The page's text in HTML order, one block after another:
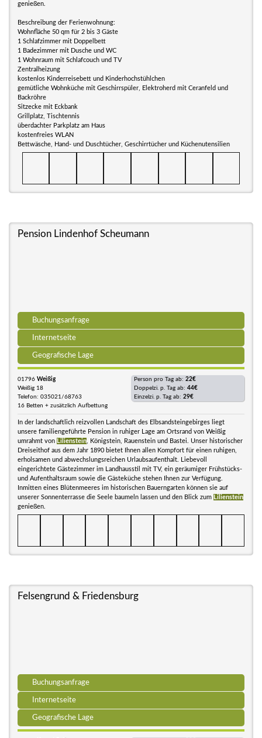
genießen.
Beschreibung der Ferienwohnung:
Wohnfläche 50 qm für 2 bis 3 Gäste
1 Schlafzimmer mit Doppelbett
1 Badezimmer mit Dusche und WC
1 Wohnraum mit Schlafcouch und TV
Zentralheizung
kostenlos Kinderreisebett und Kinderhochstühlchen
gemütliche Wohnküche mit Geschirrspüler, Elektroherd mit Ceranfeld und
Backröhre
Sitzecke mit Eckbank
Grillplatz, Tischtennis
überdachter Parkplatz am Haus
kostenfreies WLAN
Bettwäsche, Hand- und Duschtücher, Geschirrtücher und Küchenutensilien
Pension Lindenhof Scheumann
Buchungsanfrage
Internetseite
Geografische Lage
01796 Weißig
Weißig 18
Telefon: 035021/68763
16 Betten + zusätzlich Aufbettung
Person pro Tag ab: 22€
Doppelzi. p. Tag ab: 44€
Einzelzi. p. Tag ab: 29€
In der landschaftlich reizvollen Landschaft des Elbsandsteingebirges liegt
unsere familiengeführte Pension in ruhiger Lage am Ortsrand von Weißig
umrahmt von Lilienstein , Königstein, Rauenstein und Bastei. Unser historischer
Dreiseithof aus dem Jahr 1890 bietet Ihnen allen Kompfort für einen ruhigen,
erholsamen und abwechslungsreichen Urlaubsaufenthalt. Liebevoll
eingerichtete Gästezimmer im Landhausstil mit TV, ein geräumiger Frühstücks-
und Aufenthaltsraum sowie die Gästeküche stehen Ihnen zur Verfügung.
Inmitten eines Blütenmeeres im historischen Bauerngarten können sie auf
unserer Sonnenterrasse die Seele baumeln lassen und den Blick zum Lilienstein
genießen.
Felsengrund & Friedensburg
Buchungsanfrage
Internetseite
Geografische Lage